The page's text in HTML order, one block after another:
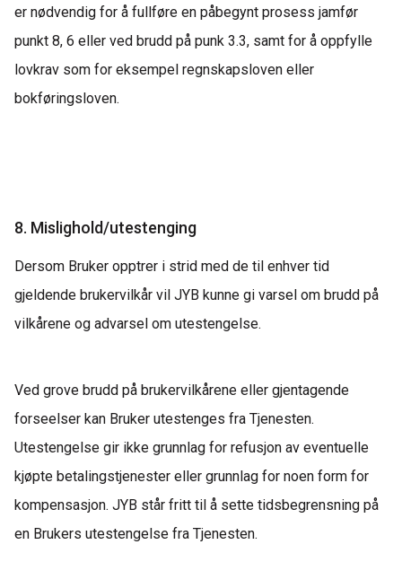
er nødvendig for å fullføre en påbegynt prosess jamfør
punkt 8, 6 eller ved brudd på punk 3.3, samt for å oppfylle
lovkrav som for eksempel regnskapsloven eller
bokføringsloven.
8. Mislighold/utestenging
Dersom Bruker opptrer i strid med de til enhver tid
gjeldende brukervilkår vil JYB kunne gi varsel om brudd på
vilkårene og advarsel om utestengelse.
Ved grove brudd på brukervilkårene eller gjentagende
forseelser kan Bruker utestenges fra Tjenesten.
Utestengelse gir ikke grunnlag for refusjon av eventuelle
kjøpte betalingstjenester eller grunnlag for noen form for
kompensasjon. JYB står fritt til å sette tidsbegrensning på
en Brukers utestengelse fra Tjenesten.